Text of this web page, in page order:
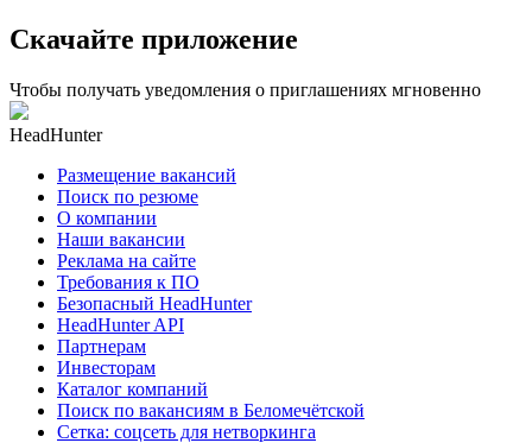
Скачайте приложение
Чтобы получать уведомления о приглашениях мгновенно
HeadHunter
Размещение вакансий
Поиск по резюме
О компании
Наши вакансии
Реклама на сайте
Требования к ПО
Безопасный HeadHunter
HeadHunter API
Партнерам
Инвесторам
Каталог компаний
Поиск по вакансиям в Беломечётской
Сетка: соцсеть для нетворкинга